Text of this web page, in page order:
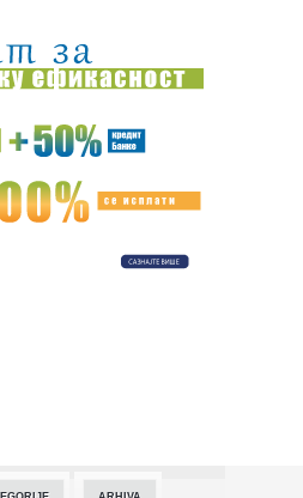
Evrope: Zelenski i Vučić otvaraju vrata
i po vrelom danu na terenu: Radovi na
za jug Srbije: U Vranju cisterna sa
– zbog rezervnog golmana Sitija!